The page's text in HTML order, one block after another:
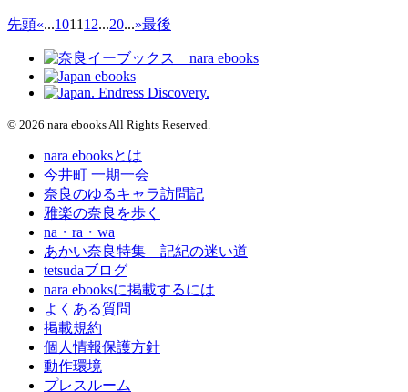
先頭«...1011 12...20...»最後
© 2026 nara ebooks All Rights Reserved.
nara ebooksとは
今井町 一期一会
奈良のゆるキャラ訪問記
雅楽の奈良を歩く
na・ra・wa
あかい奈良特集 記紀の迷い道
tetsudaブログ
nara ebooksに掲載するには
よくある質問
掲載規約
個人情報保護方針
動作環境
プレスルーム